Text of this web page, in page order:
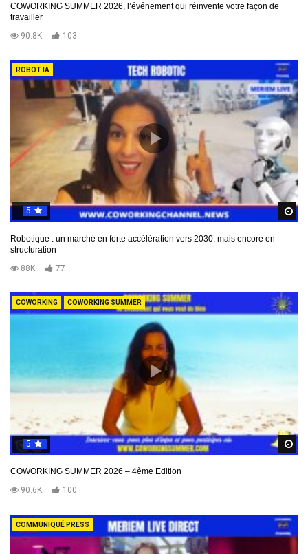
COWORKING SUMMER 2026, l’événement qui réinvente votre façon de
travailler
90.8K
103
ROBOT IA
5
Robotique : un marché en forte accélération vers 2030, mais encore en
structuration
88K
77
COWORKING COWORKING SUMMER
5
COWORKING SUMMER 2026 – 4ème Edition
90.6K
100
COMMUNIQUÉ PRESS